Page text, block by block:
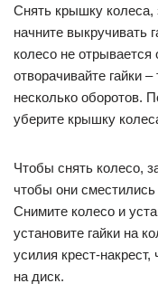
Снять крышку колеса,
начните выкручивать
колесо не
отворачивайте гайки
несколько оборотов.
уберите крышку
Чтобы снять колесо,
чтобы они
Снимите колесо и
установите гайки на
усилия крест-
на диск.